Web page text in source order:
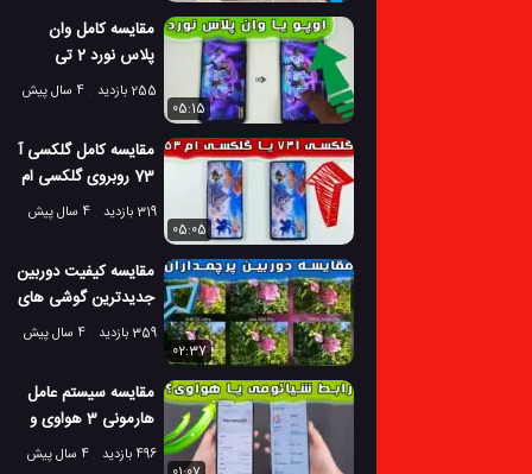
مقایسه کامل وان
پلاس نورد 2 تی
روبروی اوپو رنو 7
255 بازدید
4 سال پیش
05:15
مقایسه کامل گلکسی آ
73 روبروی گلکسی ام
53
319 بازدید
4 سال پیش
05:05
مقایسه کیفیت دوربین
جدیدترین گوشی های
پرچمدار 2022
359 بازدید
4 سال پیش
02:37
مقایسه سیستم عامل
هارمونی 3 هواوی و
MIUI 13 شیائومی
496 بازدید
4 سال پیش